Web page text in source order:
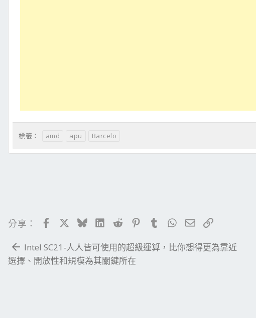
標籤： amd apu Barcelo
分享： FacebookBlueskyLinkedIn
RedditPinterestTumblrWhatsApp
電子郵件
連結
Intel SC21-人人皆可使用的超級運算，比你想得更為靠近
選擇、開放性和規模為其關鍵所在